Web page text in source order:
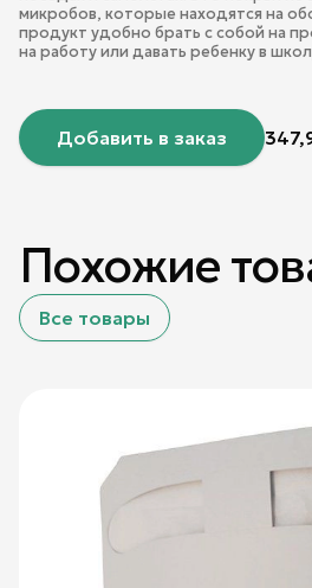
микробов, которые находятся на
продукт удобно брать с собой на
на работу или давать ребенку в
Добавить в заказ
Похожие
Все товары